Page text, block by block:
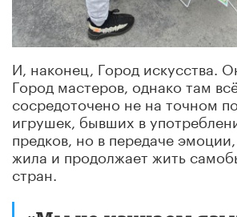
И, наконец, Город искусства.
Город мастеров, однако там
сосредоточено не на точном
игрушек, бывших в
предков, но в передаче
жила и продолжает жить
стран.